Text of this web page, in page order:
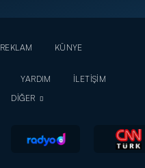
REKLAM
KÜNYE
YARDIM
İLETİŞİM
DİĞER